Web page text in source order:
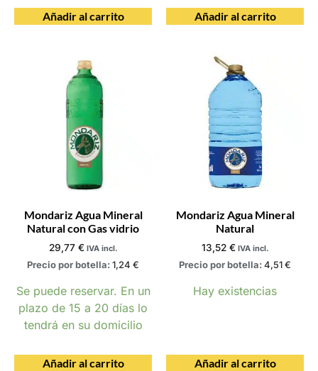
Añadir al carrito Añadir al carrito
Mondariz Agua Mineral
Natural con Gas vidrio
29,77 € IVA incl.
Precio por botella: 1,24 €
Se puede reservar. En un
plazo de 15 a 20 días lo
tendrá en su domicilio
Añadir al carrito
Mondariz Agua Mineral
Natural
13,52 € IVA incl.
Precio por botella: 4,51€
Hay existencias
Añadir al carrito